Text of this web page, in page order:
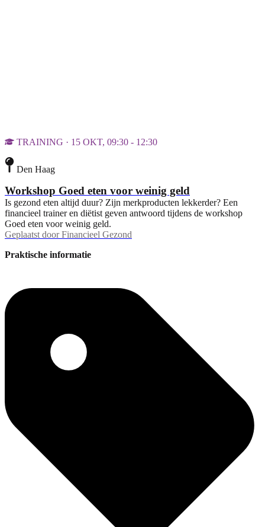
TRAINING · 15 OKT, 09:30 - 12:30
Den Haag
Workshop Goed eten voor weinig geld
Is gezond eten altijd duur? Zijn merkproducten lekkerder? Een
financieel trainer en diëtist geven antwoord tijdens de workshop
Goed eten voor weinig geld.
Geplaatst door Financieel Gezond
Praktische informatie